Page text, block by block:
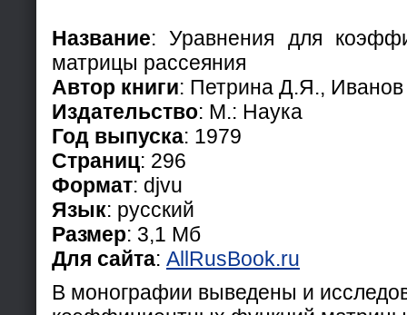
Название: Уравнения для
матрицы рассеяния
Автор книги: Петрина Д.Я.,
Издательство: М.: Наука
Год выпуска: 1979
Страниц: 296
Формат: djvu
Язык: русский
Размер: 3,1 Мб
Для сайта: AllRusBook.ru
В монографии выведены и